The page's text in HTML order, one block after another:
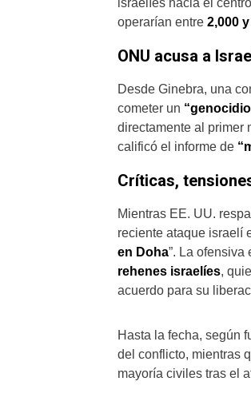
israelíes hacia el
operarían entre 2,000
ONU acusa a
Desde Ginebra, una
cometer un
directamente al primer
calificó el informe de
Críticas,
Mientras EE. UU.
reciente ataque israelí
en Doha”. La
rehenes israelíes,
acuerdo para su
Hasta la fecha, según
del conflicto, mientras
mayoría civiles tras el